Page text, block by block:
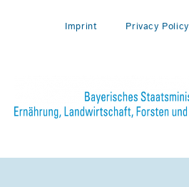
Imprint Privacy Policy